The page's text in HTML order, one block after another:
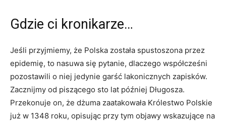
Gdzie ci kronikarze…
Jeśli przyjmiemy, że Polska została spustoszona przez
epidemię, to nasuwa się pytanie, dlaczego współcześni
pozostawili o niej jedynie garść lakonicznych zapisków.
Zacznijmy od piszącego sto lat później Długosza.
Przekonuje on, że dżuma zaatakowała Królestwo Polskie
już w 1348 roku, opisując przy tym objawy wskazujące na